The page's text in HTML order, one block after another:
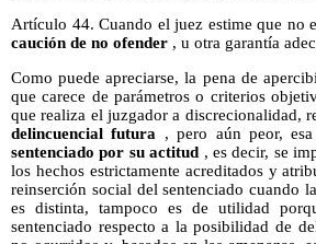
Artículo 44. Cuando el juez estime que no
caución de no ofender , u otra garantía
Como puede apreciarse, la pena de
que carece de parámetros o criterios
que realiza el juzgador a discrecionalidad,
delincuencial futura , pero aún peor,
sentenciado por su actitud , es decir, se
los hechos estrictamente acreditados y
reinserción social del sentenciado cuando
es distinta, tampoco es de utilidad
sentenciado respecto a la posibilidad de